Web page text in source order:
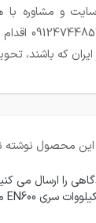
و مشاوره با
طریق واتساپ
ایران که باشند،
این محصول نوشته
را ارسال می